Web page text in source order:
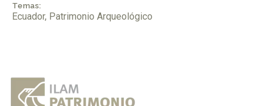
Temas:
Ecuador, Patrimonio Arqueológico